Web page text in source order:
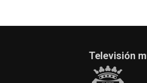
Televisión